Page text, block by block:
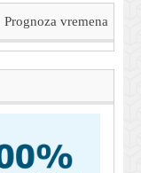
Prognoza vremena